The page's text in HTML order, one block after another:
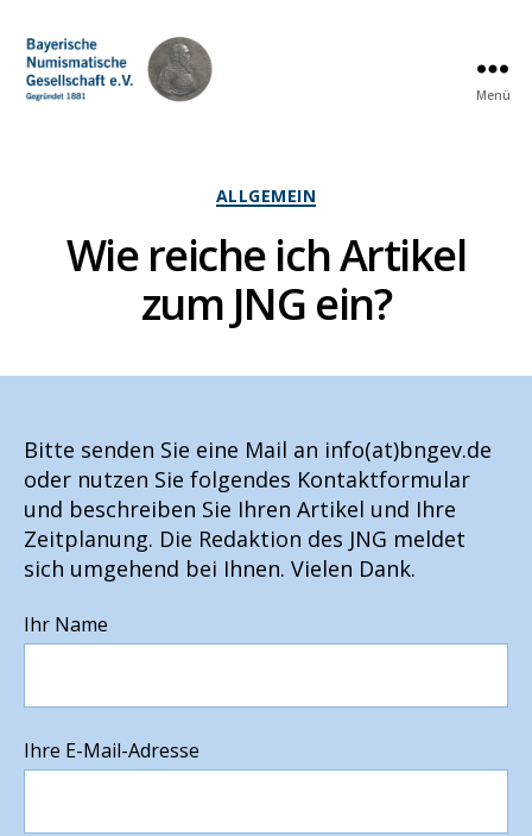
Menü
Kategorien
ALLGEMEIN
Wie reiche ich Artikel
zum JNG ein?
Bitte senden Sie eine Mail an info(at)bngev.de
oder nutzen Sie folgendes Kontaktformular
und beschreiben Sie Ihren Artikel und Ihre
Zeitplanung. Die Redaktion des JNG meldet
sich umgehend bei Ihnen. Vielen Dank.
Ihr Name
Ihre E-Mail-Adresse